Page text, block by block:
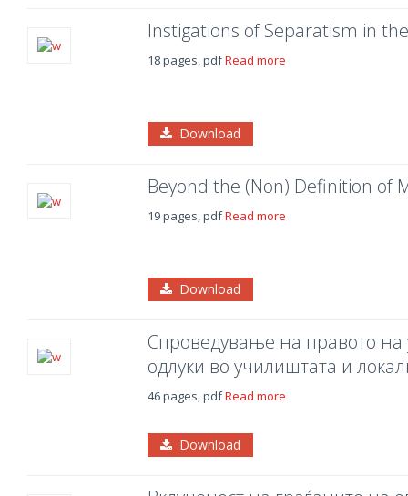
Instigations of Separatism in
18 pages, pdfRead more
Download
Beyond the (Non) Definition of
19 pages, pdfRead more
Download
Спроведување на правото на
одлуки во училиштата и
46 pages, pdfRead more
Download